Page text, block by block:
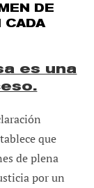
DE
CADA
es una
que
de plena
por un